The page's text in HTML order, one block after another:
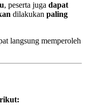
, peserta juga dapat
dilakukan paling
langsung memperoleh